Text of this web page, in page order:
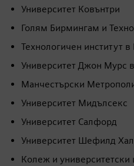
Участващи
и
институти
Център за обучение на
Университет Астън
Бирмингамски градски
Бирмингамски столичен